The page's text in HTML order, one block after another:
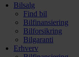
Bilsalg
Find bil
Bilfinansiering
Bilforsikring
Bilgaranti
Erhverv